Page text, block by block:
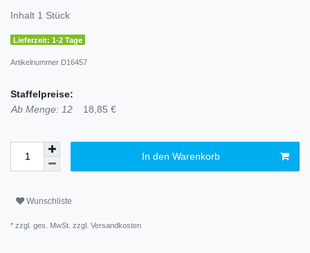
Inhalt 1 Stück
Lieferzeit: 1-2 Tage
Artikelnummer D16457
Staffelpreise:
Ab Menge: 12
18,85 €
In den Warenkorb
Wunschliste
* zzgl. ges. MwSt. zzgl. Versandkosten